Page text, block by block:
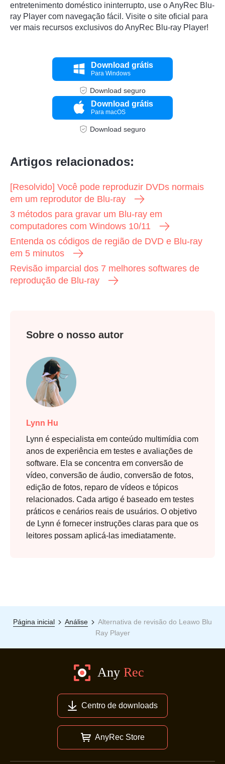
entretenimento doméstico ininterrupto, use o AnyRec Blu-
ray Player com navegação fácil. Visite o site oficial para
ver mais recursos exclusivos do AnyRec Blu-ray Player!
Download grátis
Para Windows
Download seguro
Download grátis
Para macOS
Download seguro
Artigos relacionados:
[Resolvido] Você pode reproduzir DVDs normais
em um reprodutor de Blu-ray
3 métodos para gravar um Blu-ray em
computadores com Windows 10/11
Entenda os códigos de região de DVD e Blu-ray
em 5 minutos
Revisão imparcial dos 7 melhores softwares de
reprodução de Blu-ray
Sobre o nosso autor
Lynn Hu
Lynn é especialista em conteúdo multimídia com
anos de experiência em testes e avaliações de
software. Ela se concentra em conversão de
vídeo, conversão de áudio, conversão de fotos,
edição de fotos, reparo de vídeos e tópicos
relacionados. Cada artigo é baseado em testes
práticos e cenários reais de usuários. O objetivo
de Lynn é fornecer instruções claras para que os
leitores possam aplicá-las imediatamente.
Página inicial Análise
Alternativa de revisão do Leawo Blu
Ray Player
Centro de downloads
AnyRec Store